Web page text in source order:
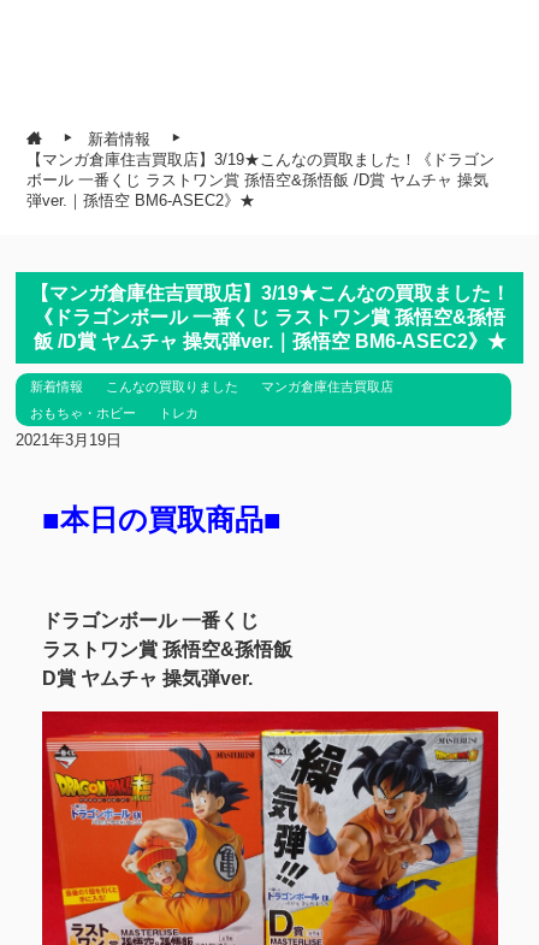
新着情報
【マンガ倉庫住吉買取店】3/19★こんなの買取ました！《ドラゴン
ボール 一番くじ ラストワン賞 孫悟空&孫悟飯 /D賞 ヤムチャ 操気
弾ver.｜孫悟空 BM6-ASEC2》★
【マンガ倉庫住吉買取店】3/19★こんなの買取ました！
《ドラゴンボール 一番くじ ラストワン賞 孫悟空&孫悟
飯 /D賞 ヤムチャ 操気弾ver.｜孫悟空 BM6-ASEC2》★
新着情報 こんなの買取りました
マンガ倉庫住吉買取店
おもちゃ・ホビー
トレカ
2021年3月19日
■本日の買取商品■
ドラゴンボール 一番くじ
ラストワン賞 孫悟空&孫悟飯
D賞 ヤムチャ 操気弾ver.